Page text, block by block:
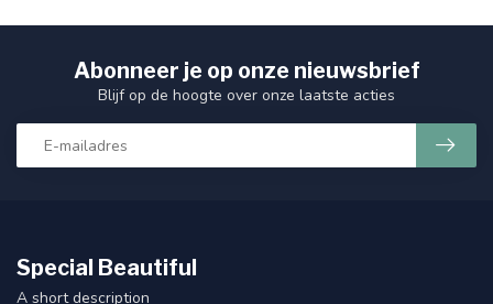
Abonneer je op onze nieuwsbrief
Blijf op de hoogte over onze laatste acties
Special Beautiful
A short description